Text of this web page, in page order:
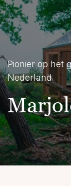
Pionier op het
Nederland